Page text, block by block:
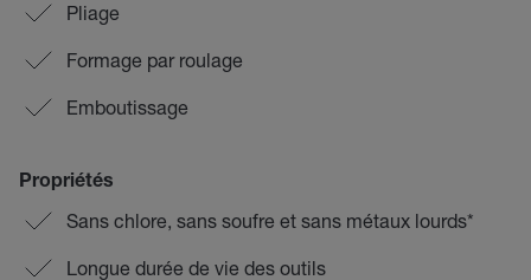
Pliage
Formage par roulage
Emboutissage
Propriétés
Sans chlore, sans soufre et sans métaux lourds*
Longue durée de vie des outils